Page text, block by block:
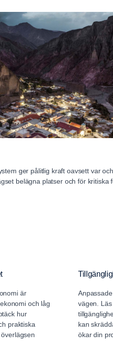
ger pålitlig kraft oavsett var
belägna platser och för kritiska
är
och låg
hur
praktiska
vägen.
kan
ökar din